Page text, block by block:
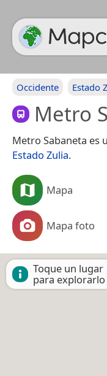
Occidente Estado
Metro
Metro Sabaneta es
Estado Zulia.
Mapa
Mapa foto
Toque un lugar
para explorarlo